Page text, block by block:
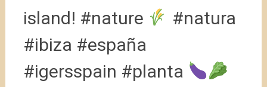
island! #nature
#natura
#ibiza #españa
#igersspain #planta